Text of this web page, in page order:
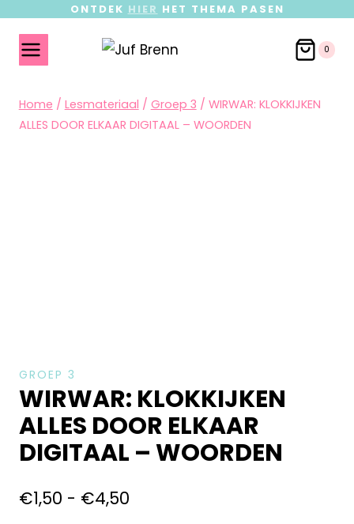
ONTDEK HIER HET THEMA PASEN
0
Home / Lesmateriaal / Groep 3 / WIRWAR: KLOKKIJKEN
ALLES DOOR ELKAAR DIGITAAL – WOORDEN
GROEP 3
WIRWAR: KLOKKIJKEN
ALLES DOOR ELKAAR
DIGITAAL – WOORDEN
€1,50 - €4,50